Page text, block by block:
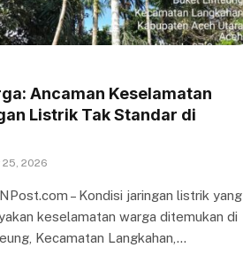
Ancaman Keselamatan
Listrik Tak Standar di
25, 2026
– Kondisi jaringan listrik yang
keselamatan warga ditemukan di
Kecamatan Langkahan,…